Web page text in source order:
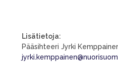
Lisätietoja:
Pääsihteeri Jyrki